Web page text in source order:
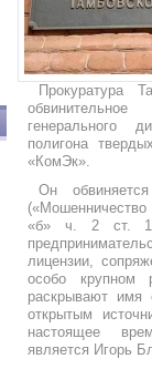
Прокуратура
генерального
полигона
«КомЭк».
Он
«б» ч. 2 ст.
лицензии,
особо крупном
раскрывают имя
открытым
настоящее
является Игорь